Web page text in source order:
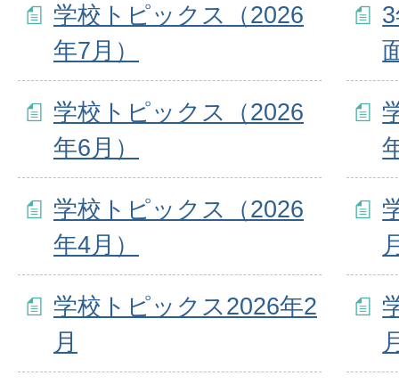
学校トピックス（2026
年7月）
学校トピックス（2026
年6月）
学校トピックス（2026
年4月）
学校トピックス2026年2
月